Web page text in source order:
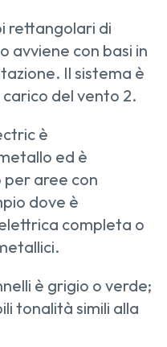
rettangolari di
avviene con basi in
Il sistema è
del vento 2.
è
ed è
aree con
dove è
completa o
è grigio o verde;
tonalità simili alla